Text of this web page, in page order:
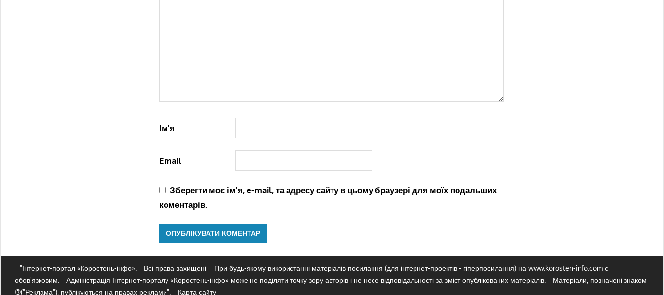
Ім'я
Email
Зберегти моє ім'я, e-mail, та адресу сайту в цьому браузері для моїх подальших
коментарів.
"Інтернет-портал «Коростень-інфо». Всі права захищені.
При будь-якому використанні матеріалів посилання (для інтернет-проектів - гіперпосилання) на www.korosten-info.com є
обов'язковим.
Адміністрація Інтернет-порталу «Коростень-інфо» може не поділяти точку зору авторів і не несе відповідальності за зміст опублікованих матеріалів.
Матеріали, позначені знаком
®("Реклама"), публікуються на правах реклами".
Карта сайту